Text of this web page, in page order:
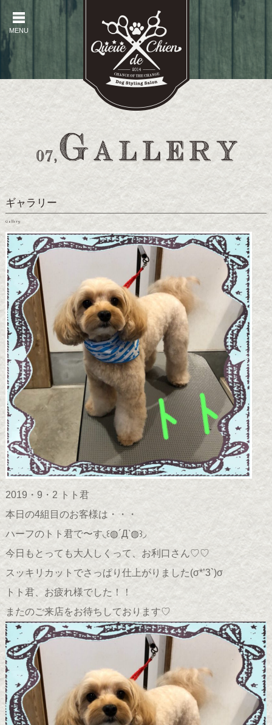
MENU
ギャラリー
Gallery
2019・9・2 トト君
本日の4組目のお客様は・・・
ハーフのトト君で〜す◟꒰◍´Д‵◍꒱◞
今日もとっても大人しくって、お利口さん♡♡
スッキリカットでさっぱり仕上がりました(σ*’3`)σ
トト君、お疲れ様でした！！
またのご来店をお待ちしております♡